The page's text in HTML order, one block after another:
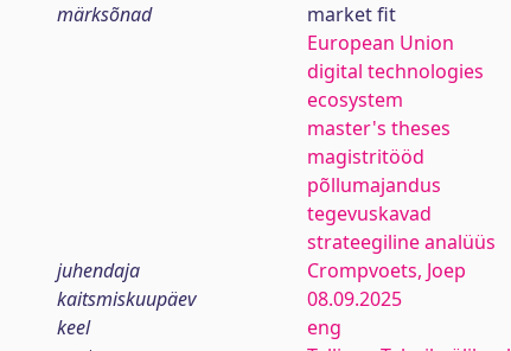
märksõnad
market fit
European Union
digital technologies
ecosystem
master's theses
magistritööd
põllumajandus
tegevuskavad
strateegiline analüüs
juhendaja
Crompvoets, Joep
kaitsmiskuupäev
08.09.2025
keel
eng